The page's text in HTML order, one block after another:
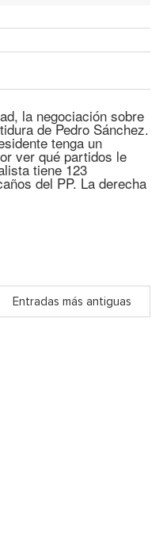
la negociación sobre
de Pedro Sánchez.
tenga un
ver qué partidos le
tiene 123
del PP. La derecha
Entradas más antiguas